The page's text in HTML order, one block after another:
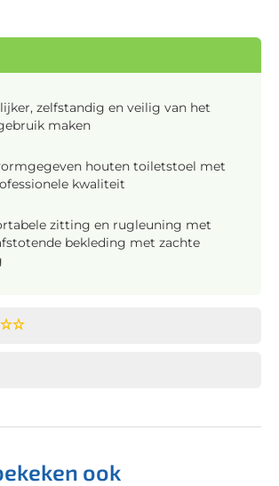
zelfstandig en veilig van het
maken
houten toiletstoel met
kwaliteit
zitting en rugleuning met
bekleding met zachte
ook